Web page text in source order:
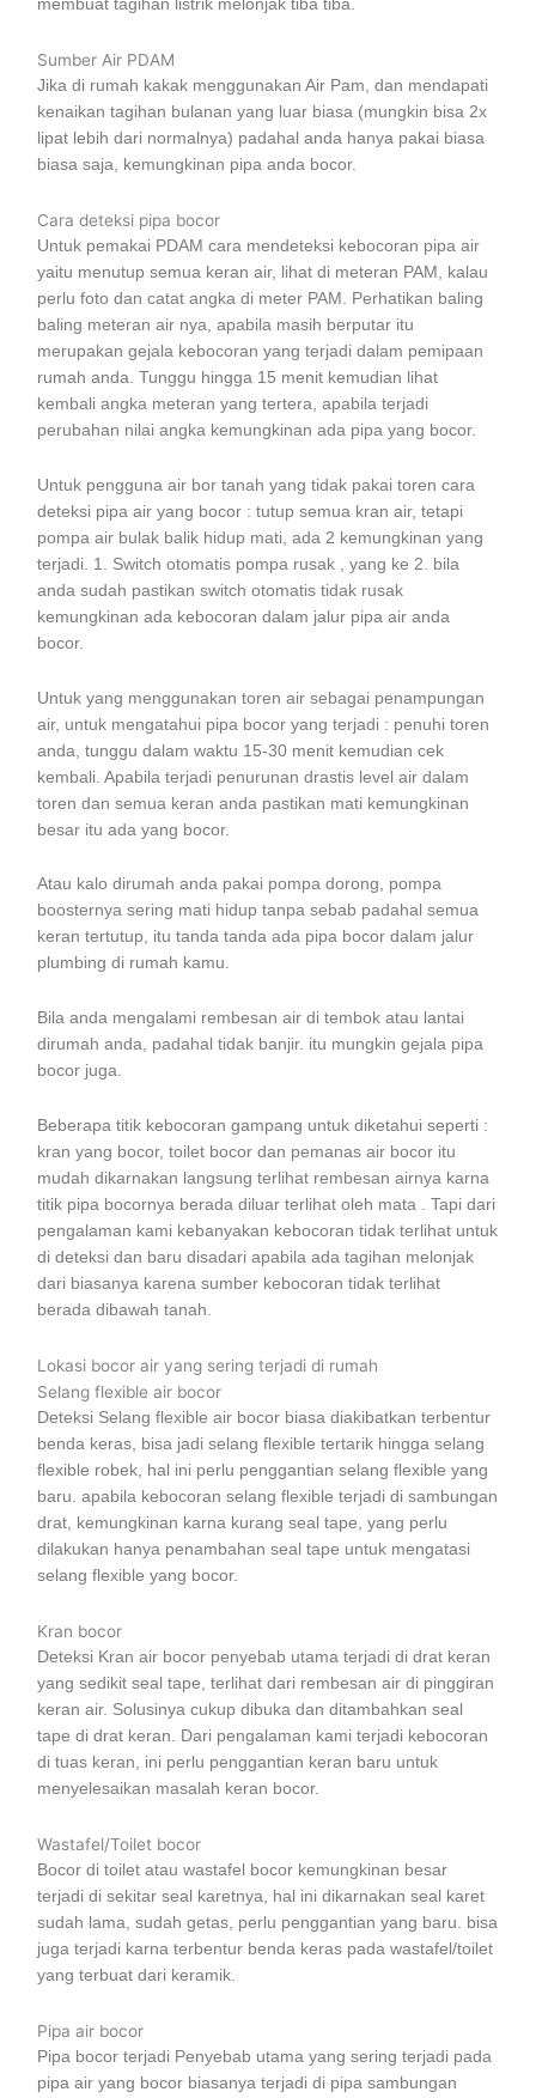
membuat tagihan listrik melonjak tiba tiba.
Sumber Air PDAM
Jika di rumah kakak menggunakan Air Pam, dan mendapati
kenaikan tagihan bulanan yang luar biasa (mungkin bisa 2x
lipat lebih dari normalnya) padahal anda hanya pakai biasa
biasa saja, kemungkinan pipa anda bocor.
Cara deteksi pipa bocor
Untuk pemakai PDAM cara mendeteksi kebocoran pipa air
yaitu menutup semua keran air, lihat di meteran PAM, kalau
perlu foto dan catat angka di meter PAM. Perhatikan baling
baling meteran air nya, apabila masih berputar itu
merupakan gejala kebocoran yang terjadi dalam pemipaan
rumah anda. Tunggu hingga 15 menit kemudian lihat
kembali angka meteran yang tertera, apabila terjadi
perubahan nilai angka kemungkinan ada pipa yang bocor.
Untuk pengguna air bor tanah yang tidak pakai toren cara
deteksi pipa air yang bocor : tutup semua kran air, tetapi
pompa air bulak balik hidup mati, ada 2 kemungkinan yang
terjadi. 1. Switch otomatis pompa rusak , yang ke 2. bila
anda sudah pastikan switch otomatis tidak rusak
kemungkinan ada kebocoran dalam jalur pipa air anda
bocor.
Untuk yang menggunakan toren air sebagai penampungan
air, untuk mengatahui pipa bocor yang terjadi : penuhi toren
anda, tunggu dalam waktu 15-30 menit kemudian cek
kembali. Apabila terjadi penurunan drastis level air dalam
toren dan semua keran anda pastikan mati kemungkinan
besar itu ada yang bocor.
Atau kalo dirumah anda pakai pompa dorong, pompa
boosternya sering mati hidup tanpa sebab padahal semua
keran tertutup, itu tanda tanda ada pipa bocor dalam jalur
plumbing di rumah kamu.
Bila anda mengalami rembesan air di tembok atau lantai
dirumah anda, padahal tidak banjir. itu mungkin gejala pipa
bocor juga.
Beberapa titik kebocoran gampang untuk diketahui seperti :
kran yang bocor, toilet bocor dan pemanas air bocor itu
mudah dikarnakan langsung terlihat rembesan airnya karna
titik pipa bocornya berada diluar terlihat oleh mata . Tapi dari
pengalaman kami kebanyakan kebocoran tidak terlihat untuk
di deteksi dan baru disadari apabila ada tagihan melonjak
dari biasanya karena sumber kebocoran tidak terlihat
berada dibawah tanah.
Lokasi bocor air yang sering terjadi di rumah
Selang flexible air bocor
Deteksi Selang flexible air bocor biasa diakibatkan terbentur
benda keras, bisa jadi selang flexible tertarik hingga selang
flexible robek, hal ini perlu penggantian selang flexible yang
baru. apabila kebocoran selang flexible terjadi di sambungan
drat, kemungkinan karna kurang seal tape, yang perlu
dilakukan hanya penambahan seal tape untuk mengatasi
selang flexible yang bocor.
Kran bocor
Deteksi Kran air bocor penyebab utama terjadi di drat keran
yang sedikit seal tape, terlihat dari rembesan air di pinggiran
keran air. Solusinya cukup dibuka dan ditambahkan seal
tape di drat keran. Dari pengalaman kami terjadi kebocoran
di tuas keran, ini perlu penggantian keran baru untuk
menyelesaikan masalah keran bocor.
Wastafel/Toilet bocor
Bocor di toilet atau wastafel bocor kemungkinan besar
terjadi di sekitar seal karetnya, hal ini dikarnakan seal karet
sudah lama, sudah getas, perlu penggantian yang baru. bisa
juga terjadi karna terbentur benda keras pada wastafel/toilet
yang terbuat dari keramik.
Pipa air bocor
Pipa bocor terjadi Penyebab utama yang sering terjadi pada
pipa air yang bocor biasanya terjadi di pipa sambungan